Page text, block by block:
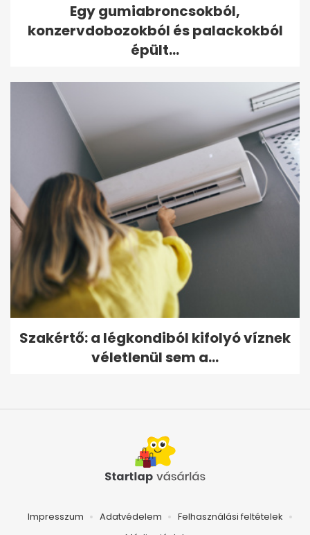
Egy gumiabroncsokból,
konzervdobozokból és palackokból
épült...
Szakértő: a légkondiból kifolyó víznek
véletlenül sem a...
Impresszum Adatvédelem
Felhasználási feltételek